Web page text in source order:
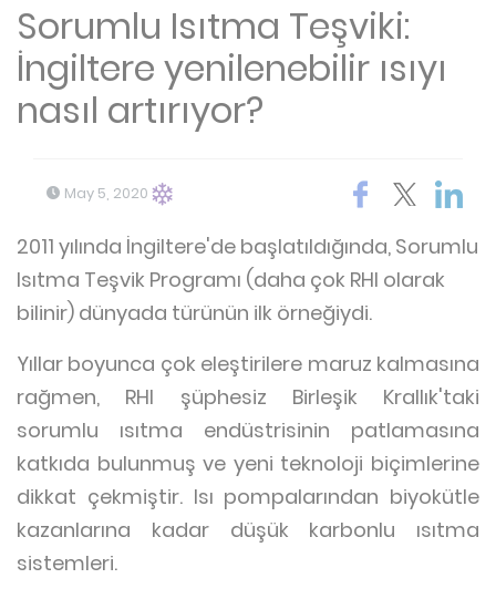
Sorumlu Isıtma Teşviki:
İngiltere yenilenebilir ısıyı
nasıl artırıyor?
May 5, 2020
2011 yılında İngiltere'de başlatıldığında, Sorumlu
Isıtma Teşvik Programı (daha çok RHI olarak
bilinir) dünyada türünün ilk örneğiydi.
Yıllar boyunca çok eleştirilere maruz kalmasına
rağmen, RHI şüphesiz Birleşik Krallık'taki
sorumlu ısıtma endüstrisinin patlamasına
katkıda bulunmuş ve yeni teknoloji biçimlerine
dikkat çekmiştir. Isı pompalarından biyokütle
kazanlarına kadar düşük karbonlu ısıtma
sistemleri.